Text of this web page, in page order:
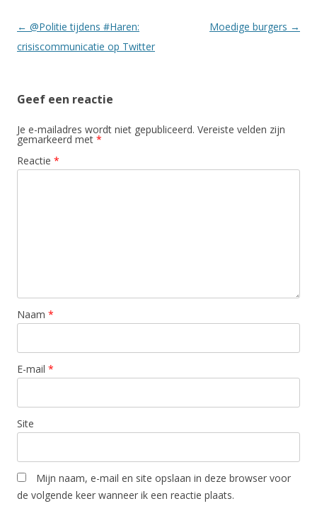
Berichtnavigatie
← @Politie tijdens #Haren:
crisiscommunicatie op Twitter
Moedige burgers →
Geef een reactie
Je e-mailadres wordt niet gepubliceerd. Vereiste velden zijn
gemarkeerd met *
Reactie *
Naam *
E-mail *
Site
Mijn naam, e-mail en site opslaan in deze browser voor
de volgende keer wanneer ik een reactie plaats.